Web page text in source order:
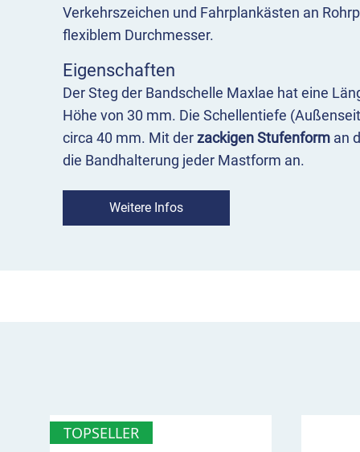
Verkehrszeichen und Fahrplankästen an
flexiblem Durchmesser.
Eigenschaften
Der Steg der Bandschelle Maxlae hat eine
Höhe von 30 mm. Die Schellentiefe
circa 40 mm. Mit derzackigen Stufenform an
die Bandhalterung jeder Mastform an.
Der feuerverzinkte Stahl ist rostfrei und
deskurzen Bandendes
entsprechen, aber mindestens 100 mm
Weitere Infos
TOPSELLER